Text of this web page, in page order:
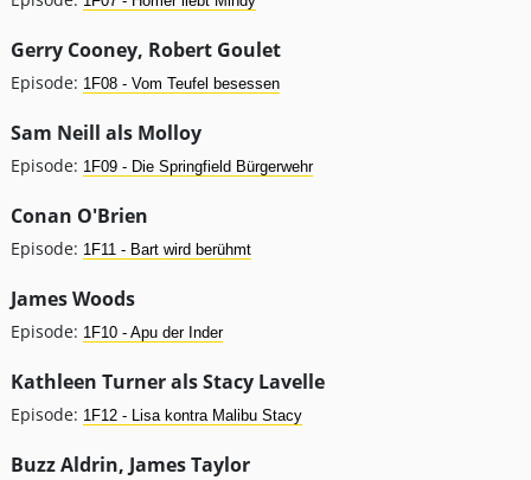
Gerry Cooney, Robert Goulet
Episode: 1F08 - Vom Teufel besessen
Sam Neill als Molloy
Episode: 1F09 - Die Springfield Bürgerwehr
Conan O'Brien
Episode: 1F11 - Bart wird berühmt
James Woods
Episode: 1F10 - Apu der Inder
Kathleen Turner als Stacy Lavelle
Episode: 1F12 - Lisa kontra Malibu Stacy
Buzz Aldrin, James Taylor